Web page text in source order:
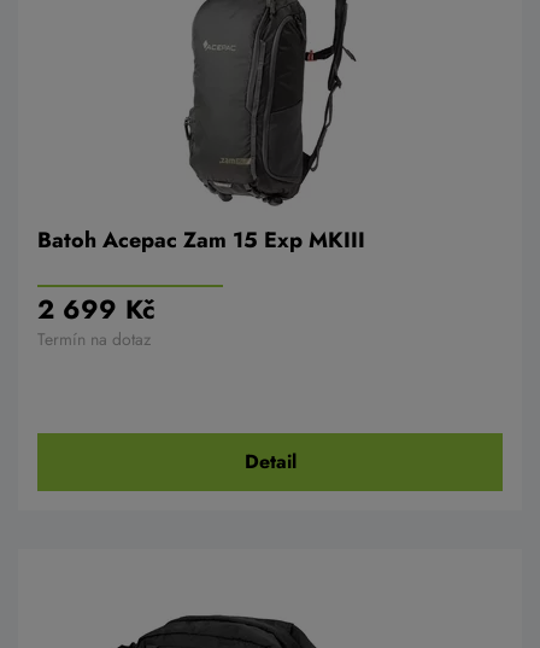
Batoh Acepac Zam 15 Exp MKIII
2 699 Kč
Termín na dotaz
Detail